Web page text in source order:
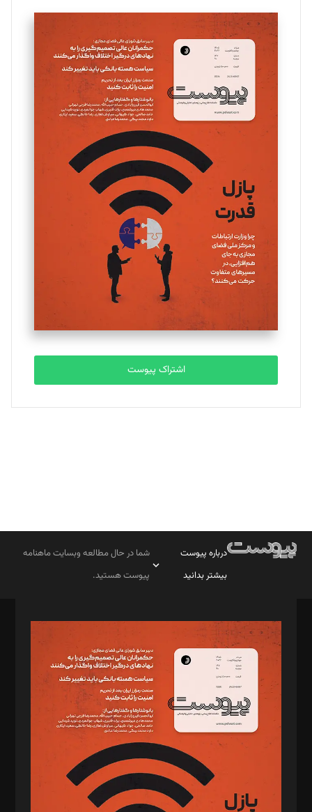
تحریریه
سروش کرمیان
تحریریه
مینا پاکدل
یسنا امان‌پور
تحریریه
ملینا جعفری
تحریریه
مصطفی مسجدی آرانی
تحریریه
بابک نقاش
تحریریه
اشتراک پیوست
درباره پیوست
بیشتر بدانید
شما در حال مطالعه وبسایت ماهنامه
پیوست هستید.
مدیر مسئول: محمدباقر اثنی‌عشری
سردبیر: مهرک محمودی
دبیر تحریریه: میثم قاسمی
د‌بیر ناداستان: سمانه سمیع
د‌بیر خدمت و تجارت: ابوالفضل رجبی
د‌بیر حقوق فناوری: حسام‌الدین ایپکچی
د‌بیر پیوست جهان: مینا پاکدل
د‌بیر تحریریه آنلاین: بابک نقاش
تحریریه‌: مجتبی محمود‌ی، آرش برهمند، یسنا امان‌پور، سروش کرمیان،
مصطفی مسجدی آرانی، ابوالفضل رجبی، زهرا فکرانه، فائزه فتحی